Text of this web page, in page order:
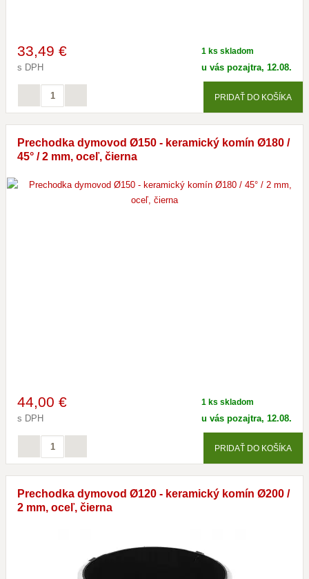
33,49 €
s DPH
1 ks skladom
u vás pozajtra, 12.08.
PRIDAŤ DO KOŠÍKA
Prechodka dymovod Ø150 - keramický komín Ø180 /
45° / 2 mm, oceľ, čierna
44,00 €
s DPH
1 ks skladom
u vás pozajtra, 12.08.
PRIDAŤ DO KOŠÍKA
Prechodka dymovod Ø120 - keramický komín Ø200 /
2 mm, oceľ, čierna